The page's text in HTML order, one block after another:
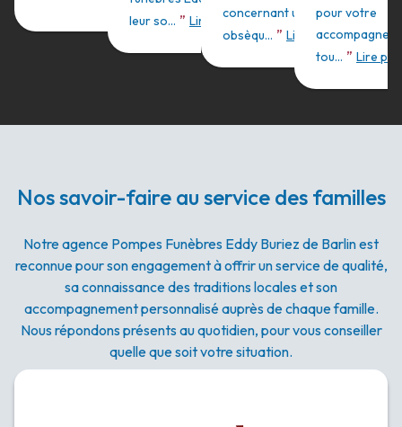
leur so... ” Lire plusconcernant un contrat
obsèqu... ” Lire plus
pour votre
tou... ” Lire plus
Nos savoir-faire au service des familles
Notre agence Pompes Funèbres Eddy Buriez de Barlin est
reconnue pour son engagement à offrir un service de qualité,
sa connaissance des traditions locales et son
accompagnement personnalisé auprès de chaque famille.
Nous répondons présents au quotidien, pour vous conseiller
quelle que soit votre situation.